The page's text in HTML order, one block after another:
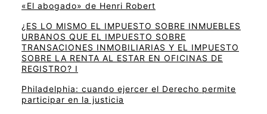
«El abogado» de Henri Robert
¿ES LO MISMO EL IMPUESTO SOBRE INMUEBLES
URBANOS QUE EL IMPUESTO SOBRE
TRANSACIONES INMOBILIARIAS Y EL IMPUESTO
SOBRE LA RENTA AL ESTAR EN OFICINAS DE
REGISTRO? I
Philadelphia: cuando ejercer el Derecho permite
participar en la justicia